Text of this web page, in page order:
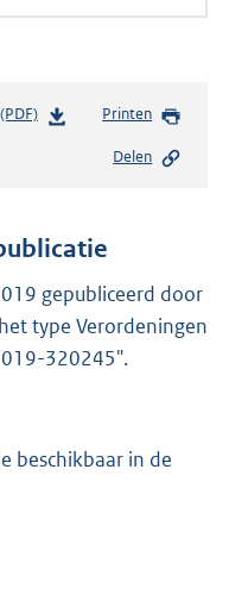
b
n
d
s
r
o
e
Printen
Delen
gepubliceerd door
type Verordeningen
320245".
beschikbaar in de